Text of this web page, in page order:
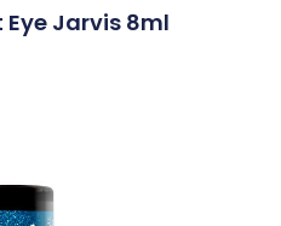
Eye Jarvis 8ml